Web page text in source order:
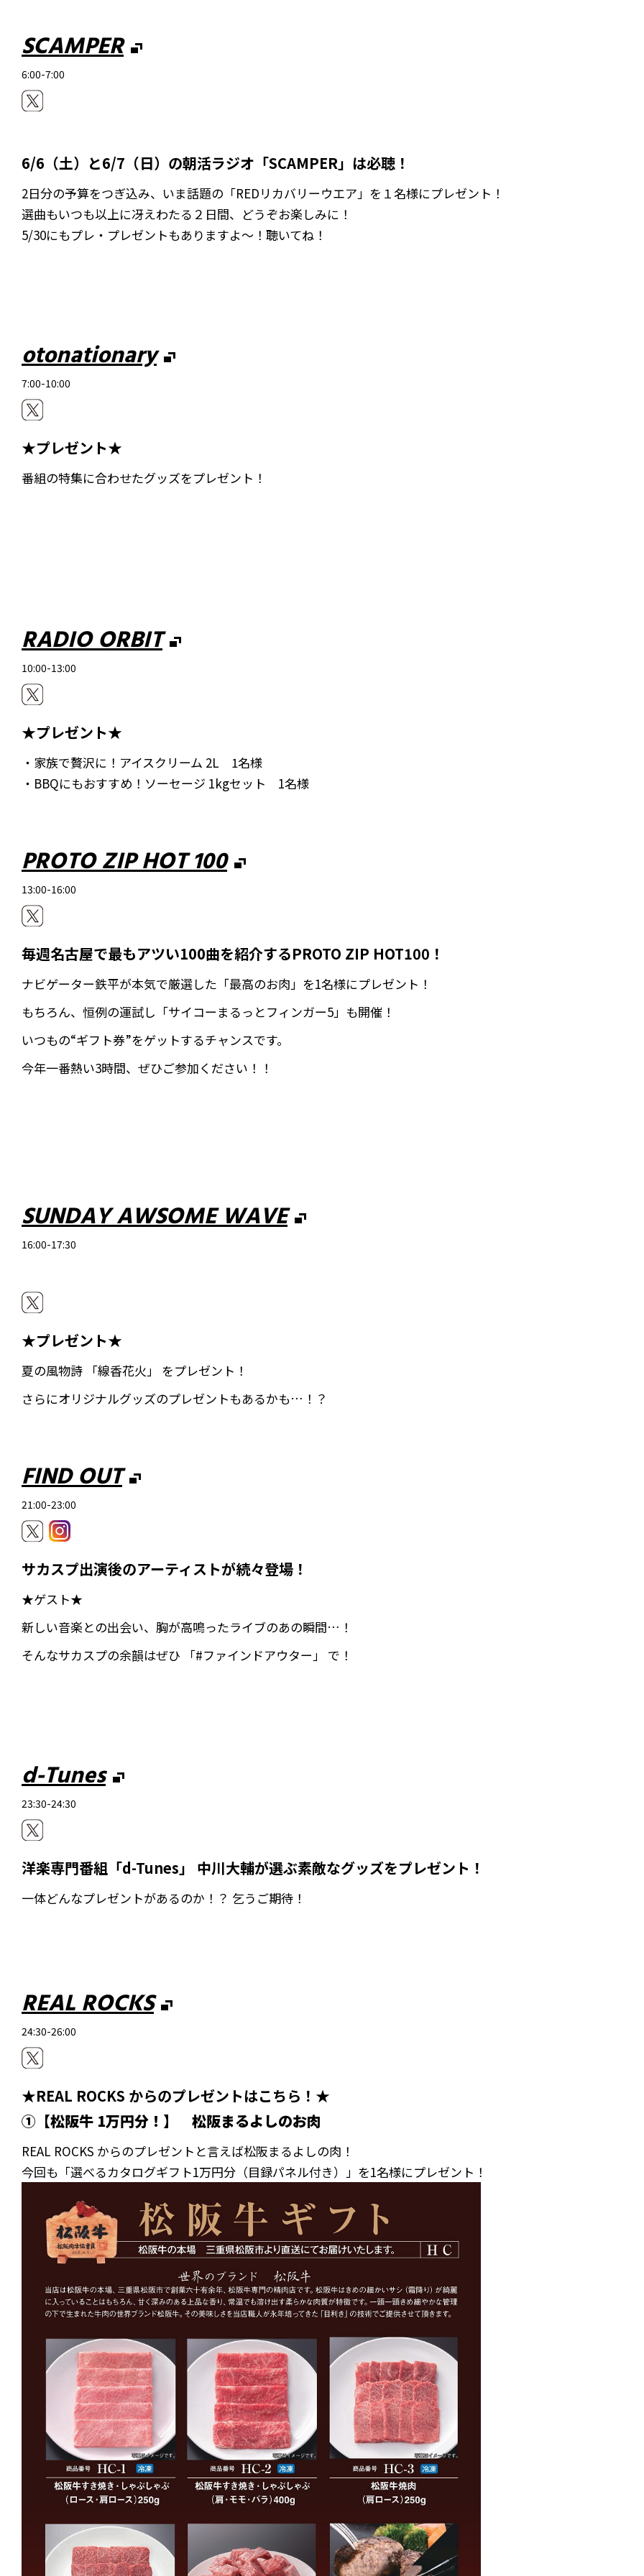
SCAMPER
6:00-7:00
6/6（土）と6/7（日）の朝活ラジオ「SCAMPER」は必聴！
2日分の予算をつぎ込み、いま話題の「REDリカバリーウエア」を１名様にプレゼント！
選曲もいつも以上に冴えわたる２日間、どうぞお楽しみに！
5/30にもプレ・プレゼントもありますよ～！聴いてね！
otonationary
7:00-10:00
★プレゼント★
番組の特集に合わせたグッズをプレゼント！
RADIO ORBIT
10:00-13:00
★プレゼント★
・家族で贅沢に！アイスクリーム 2L 1名様
・BBQにもおすすめ！ソーセージ 1kgセット 1名様
PROTO ZIP HOT 100
13:00-16:00
毎週名古屋で最もアツい100曲を紹介するPROTO ZIP HOT100！
ナビゲーター鉄平が本気で厳選した「最高のお肉」を1名様にプレゼント！
もちろん、恒例の運試し「サイコーまるっとフィンガー5」も開催！
いつもの“ギフト券”をゲットするチャンスです。
今年一番熱い3時間、ぜひご参加ください！！
SUNDAY AWSOME WAVE
16:00-17:30
★プレゼント★
夏の風物詩 「線香花火」 をプレゼント！
さらにオリジナルグッズのプレゼントもあるかも…！？
FIND OUT
21:00-23:00
サカスプ出演後のアーティストが続々登場！
★ゲスト★
新しい音楽との出会い、胸が高鳴ったライブのあの瞬間…！
そんなサカスプの余韻はぜひ 「#ファインドアウター」 で！
d-Tunes
23:30-24:30
洋楽専門番組「d-Tunes」 中川大輔が選ぶ素敵なグッズをプレゼント！
一体どんなプレゼントがあるのか！？ 乞うご期待！
REAL ROCKS
24:30-26:00
★REAL ROCKS からのプレゼントはこちら！★
①【松阪牛 1万円分！】 松阪まるよしのお肉
REAL ROCKS からのプレゼントと言えば松阪まるよしの肉！
今回も「選べるカタログギフト1万円分（目録パネル付き）」を1名様にプレゼント！